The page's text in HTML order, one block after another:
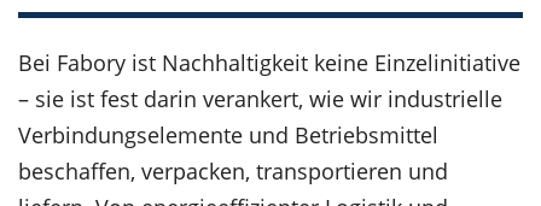
Bei Fabory ist Nachhaltigkeit keine Einzelinitiative
– sie ist fest darin verankert, wie wir industrielle
Verbindungselemente und Betriebsmittel
beschaffen, verpacken, transportieren und